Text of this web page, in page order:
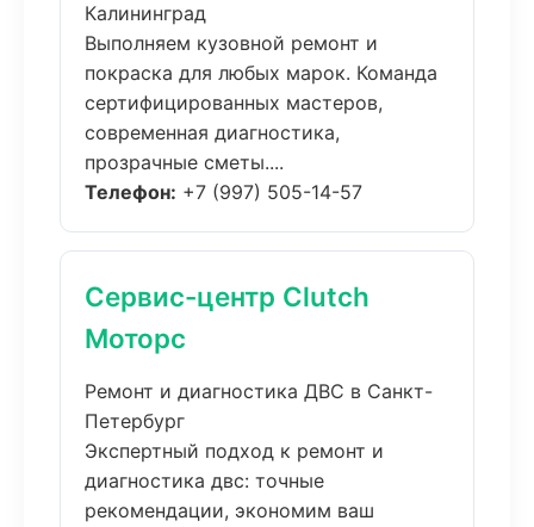
Калининград
Выполняем кузовной ремонт и
покраска для любых марок. Команда
сертифицированных мастеров,
современная диагностика,
прозрачные сметы....
Телефон: +7 (997) 505-14-57
Сервис-центр Clutch
Моторс
Ремонт и диагностика ДВС в Санкт-
Петербург
Экспертный подход к ремонт и
диагностика двс: точные
рекомендации, экономим ваш